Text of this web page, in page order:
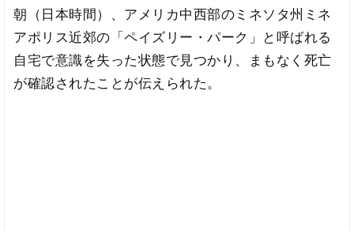
朝（日本時間）、アメリカ中西部のミネソタ州ミネ
アポリス近郊の「ペイズリー・パーク」と呼ばれる
自宅で意識を失った状態で見つかり、まもなく死亡
が確認されたことが伝えられた。